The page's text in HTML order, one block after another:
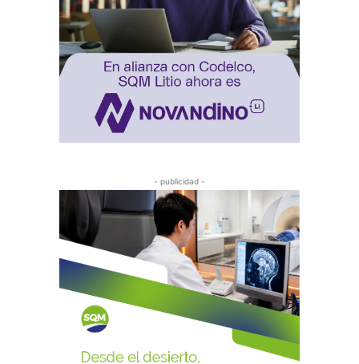
- publicidad -